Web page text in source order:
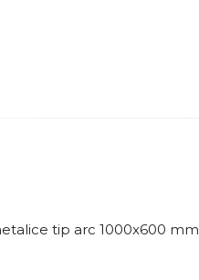
tip arc 1000x600